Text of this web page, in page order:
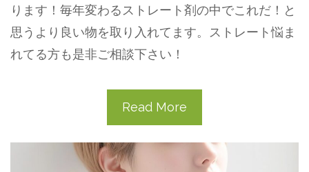
ります！毎年変わるストレート剤の中でこれだ！と
思うより良い物を取り入れてます。ストレート悩ま
れてる方も是非ご相談下さい！
Read More